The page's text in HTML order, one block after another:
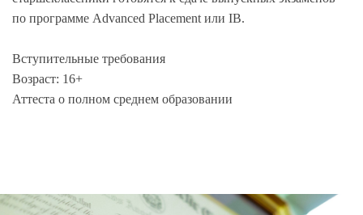
по программе Advanced Placement или IB.
Вступительные требования
Возраст: 16+
Аттеста о полном среднем образовании